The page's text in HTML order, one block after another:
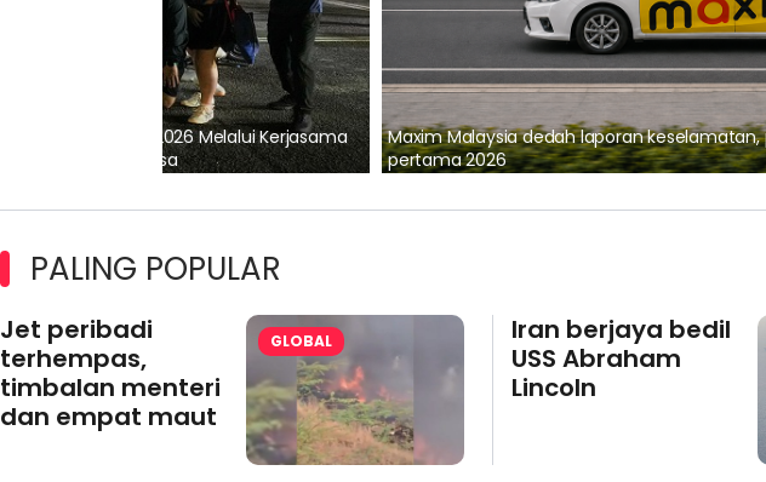
Maxim Malaysia dedah laporan keselamatan, pematuhan lesen separuh
pertama 2026
PALING POPULAR
Jet peribadi
terhempas,
timbalan menteri
dan empat maut
GLOBAL
Iran berjaya bedil
USS Abraham
Lincoln